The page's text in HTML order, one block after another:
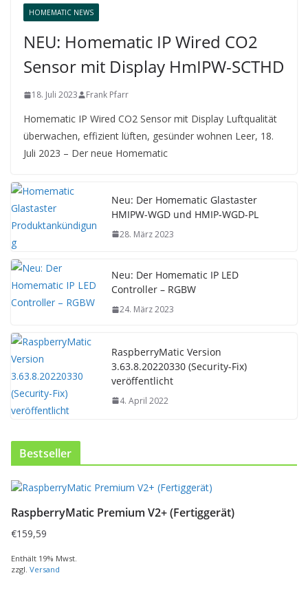
HOMEMATIC NEWS
NEU: Homematic IP Wired CO2
Sensor mit Display HmIPW-SCTHD
18. Juli 2023 Frank Pfarr
Homematic IP Wired CO2 Sensor mit Display Luftqualität
überwachen, effizient lüften, gesünder wohnen Leer, 18.
Juli 2023 – Der neue Homematic
Neu: Der Homematic Glastaster
HMIPW-WGD und HMIP-WGD-PL
28. März 2023
Neu: Der Homematic IP LED
Controller – RGBW
24. März 2023
RaspberryMatic Version
3.63.8.20220330 (Security-Fix)
veröffentlicht
4. April 2022
Bestseller
RaspberryMatic Premium V2+ (Fertiggerät)
€159,59
Enthält 19% Mwst.
zzgl. Versand
D
e
s
s
P